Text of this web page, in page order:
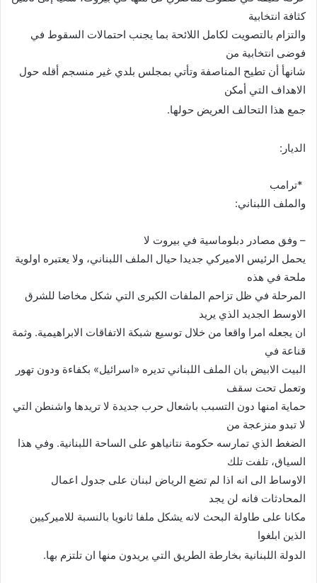
كثافة انتخابية
والتزام بالتصويت لكامل اللائحة بما يجنب احتمالات السقوط في
فوضى انتخابية من
شانهأ أن تطيح المناصفة وتأتي بمجلس بلدي غير منسجم أقله حول
الاهداف التي أمكن
جمع هذا التحالف العريض حولها.
الديار:
*ترامب
والملف اللبناني:
– وفق مصادر دبلوماسية في بيروت لا
يحمل الرئيس الاميركي جديدا حيال الملف اللبناني، ولا يعتبره اولوية
ملحة في هذه
المرحلة في ظل تزاحم الملفات الكبرى التي شكل مخاضا للشرق
الاوسط الجديد الذي يريد
ان يجعله امرا واقعا من خلال توسيع شبكة الاتفاقات الابراهيمية. وثمة
قناعة في
البيت الابيض بان الملف اللبناني تديره «اسرائيل» بكفاءة ودون تهور
وتعمل تحت سقف
حماية امنها دون التسبب باشعال حرب جديدة لا تريدها واشنطن التي
لا تبدو منزعجة من
الضغط الذي تمارسه حكومة نتانياهو على الساحة اللبنانية. وفي هذا
السياق، تلفت تلك
الاوساط الى انه اذا لم تضع الرياض لبنان على جدول اعمال
المحادثات فانه لن يجد
مكانا على طاولة البحث لانه يشكل ملفا ثانويا بالنسبة للاميركيين
الذين ابلغوا
الدولة اللبنانية بخارطة الطريق التي يريدون منها ان تلتزم بها.